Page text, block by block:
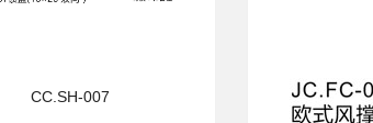
CC.SH-007